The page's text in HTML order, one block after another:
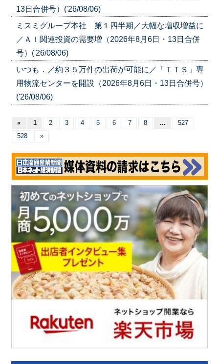
13日合併号）('26/08/06)
ミスミグループ本社 第１四半期／大幅な増収増益に
／ＡＩ関連投資の需要増（2026年8月6日・13日合併
号）('26/08/06)
いつも．／約３５万件の出荷が可能に／「ＴＴＳ」専
用物流センターを開設（2026年8月6日・13日合併号）
('26/08/06)
« 1 2 3 4 5 6 7 8 ...
527
528
»